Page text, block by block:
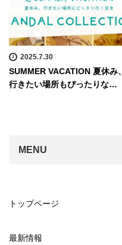
2025.7.30
SUMMER VACATION 夏休み、
行きたい場所もぴったりな…
MENU
トップページ
最新情報